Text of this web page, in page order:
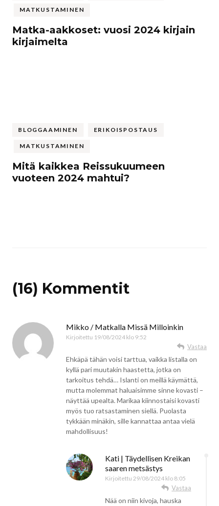
MATKUSTAMINEN
Matka-aakkoset: vuosi 2024 kirjain
kirjaimelta
BLOGGAAMINEN ERIKOISPOSTAUS
MATKUSTAMINEN
Mitä kaikkea Reissukuumeen
vuoteen 2024 mahtui?
(16) Kommentit
Mikko / Matkalla Missä Milloinkin
Kirjoitettu 19/08/2024 klo 9:52
Vastaa
Ehkäpä tähän voisi tarttua, vaikka listalla on
kyllä pari muutakin haastetta, jotka on
tarkoitus tehdä… Islanti on meillä käymättä,
mutta molemmat haluaisimme sinne kovasti –
näyttää upealta. Marikaa kiinnostaisi kovasti
myös tuo ratsastaminen siellä. Puolasta
tykkään minäkin, sille kannattaa antaa vielä
mahdollisuus!
Kati | Täydellisen Kreikan
saaren metsästys
Kirjoitettu 29/08/2024 klo 8:05
Vastaa
Nää on niin kivoja, hauska